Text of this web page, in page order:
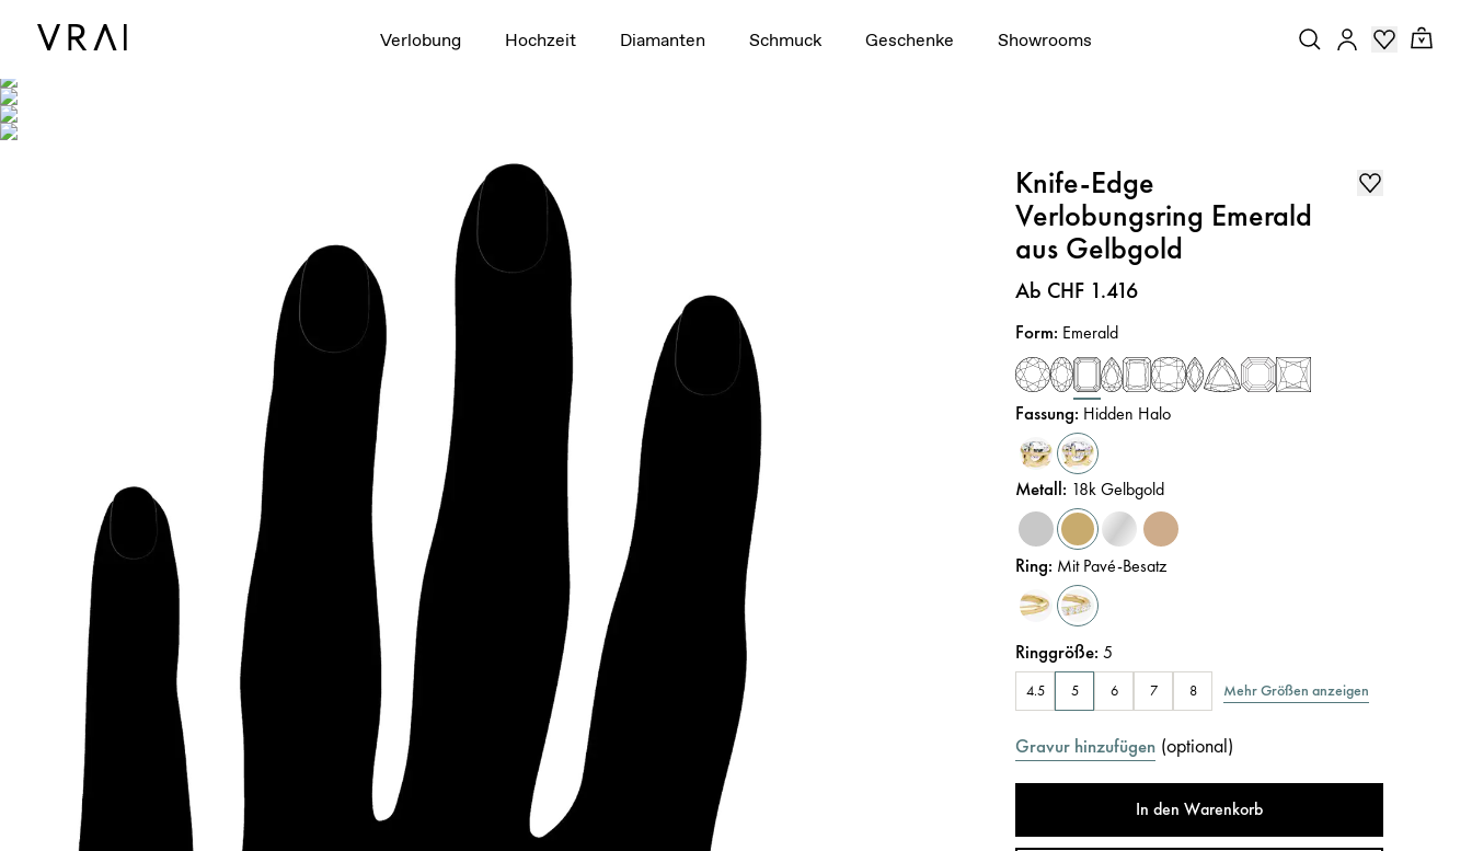
Verlobung Hochzeit Diamanten Schmuck Geschenke Showrooms
Knife-Edge
Verlobungsring Emerald
aus Gelbgold
Preis:
Ab CHF 1.416
Form: Emerald
Fassung: Hidden Halo
Metall: 18k Gelbgold
Ring: Mit Pavé-Besatz
Ringgröße:5
4.5 5 6 7 8 Mehr Größen anzeigen
Gravur hinzufügen (optional)
In den Warenkorb